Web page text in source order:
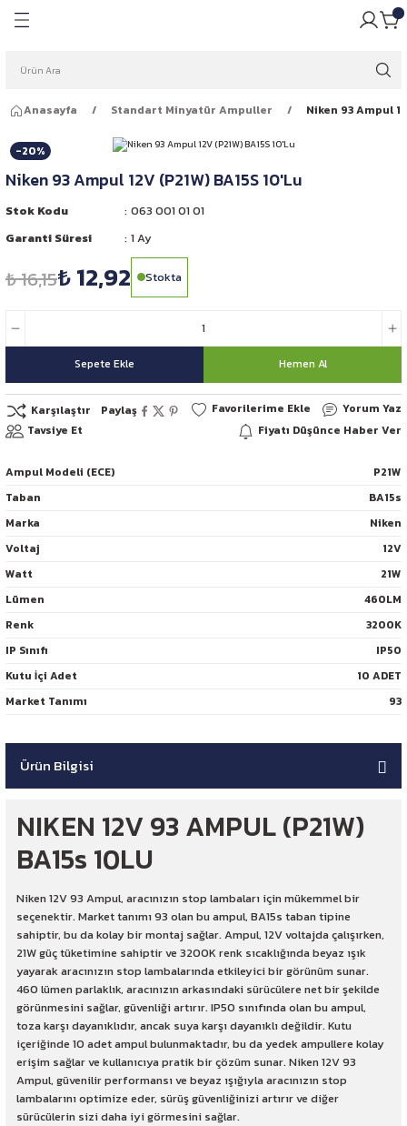
Ampulleri
Ampulleri
Ampulleri
Anasayfa Standart Minyatür Ampuller Niken 93 Ampul
-20%
Niken 93 Ampul 12V (P21W) BA15S 10'Lu
Stok Kodu
063 001 01 01
Garanti Süresi
1 Ay
₺ 16,15₺ 12,92 Stokta
Sepete Ekle Hemen Al
Karşılaştır Paylaş
Yorum Yaz
Tavsiye Et
Fiyatı Düşünce Haber Ver
Ampul Modeli (ECE)
P21W
Taban
BA15s
Marka
Niken
Voltaj
12V
Watt
21W
Lümen
460LM
Renk
3200K
IP Sınıfı
IP50
Kutu İçi Adet
10 ADET
Market Tanımı
93
Ürün Bilgisi
NIKEN 12V 93 AMPUL (P21W)
BA15s 10LU
Niken 12V 93 Ampul, aracınızın stop lambaları için mükemmel bir
seçenektir. Market tanımı 93 olan bu ampul, BA15s taban tipine
sahiptir, bu da kolay bir montaj sağlar. Ampul, 12V voltajda çalışırken,
21W güç tüketimine sahiptir ve 3200K renk sıcaklığında beyaz ışık
yayarak aracınızın stop lambalarında etkileyici bir görünüm sunar.
460 lümen parlaklık, aracınızın arkasındaki sürücülere net bir şekilde
görünmesini sağlar, güvenliği artırır. IP50 sınıfında olan bu ampul,
toza karşı dayanıklıdır, ancak suya karşı dayanıklı değildir. Kutu
içeriğinde 10 adet ampul bulunmaktadır, bu da yedek ampullere kolay
erişim sağlar ve kullanıcıya pratik bir çözüm sunar. Niken 12V 93
Ampul, güvenilir performansı ve beyaz ışığıyla aracınızın stop
lambalarını optimize eder, sürüş güvenliğinizi artırır ve diğer
sürücülerin sizi daha iyi görmesini sağlar.